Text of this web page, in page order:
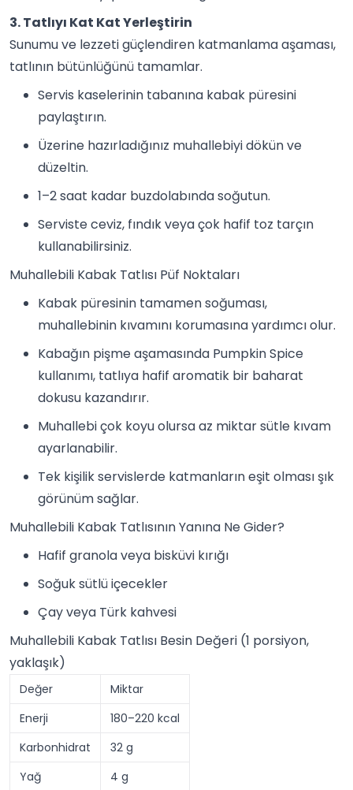
3. Tatlıyı Kat Kat Yerleştirin
Sunumu ve lezzeti güçlendiren katmanlama aşaması,
tatlının bütünlüğünü tamamlar.
Servis kaselerinin tabanına kabak püresini
paylaştırın.
Üzerine hazırladığınız muhallebiyi dökün ve
düzeltin.
1–2 saat kadar buzdolabında soğutun.
Serviste ceviz, fındık veya çok hafif toz tarçın
kullanabilirsiniz.
Muhallebili Kabak Tatlısı Püf Noktaları
Kabak püresinin tamamen soğuması,
muhallebinin kıvamını korumasına yardımcı olur.
Kabağın pişme aşamasında Pumpkin Spice
kullanımı, tatlıya hafif aromatik bir baharat
dokusu kazandırır.
Muhallebi çok koyu olursa az miktar sütle kıvam
ayarlanabilir.
Tek kişilik servislerde katmanların eşit olması şık
görünüm sağlar.
Muhallebili Kabak Tatlısının Yanına Ne Gider?
Hafif granolaveya bisküvi kırığı
Soğuk sütlü içecekler
Çay veya Türk kahvesi
Muhallebili Kabak Tatlısı Besin Değeri (1 porsiyon,
yaklaşık)
Değer
Miktar
Enerji
180–220 kcal
Karbonhidrat
32 g
Yağ
4 g